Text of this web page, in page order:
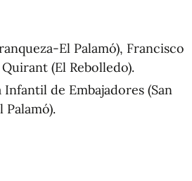
El Palamó), Francisco
(El Rebolledo).
Infantil de Embajadores (San
Palamó).